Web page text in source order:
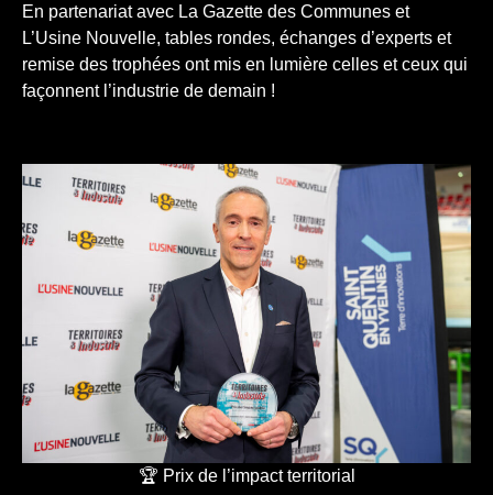
En partenariat avec La Gazette des Communes et
L’Usine Nouvelle, tables rondes, échanges d’experts et
remise des trophées ont mis en lumière celles et ceux qui
façonnent l’industrie de demain !
🏆 Prix de l’impact territorial